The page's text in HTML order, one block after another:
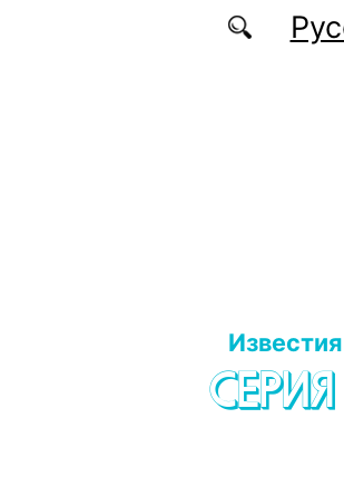
Перейти к основному содержанию